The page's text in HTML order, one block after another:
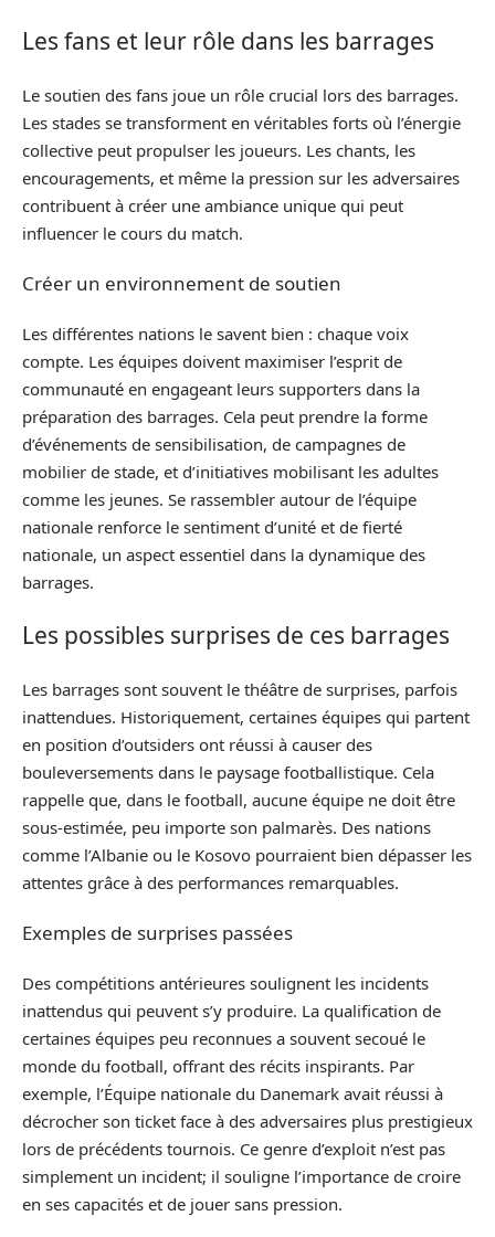
Les fans et leur rôle dans les barrages
Le soutien des fans joue un rôle crucial lors des barrages.
Les stades se transforment en véritables forts où l’énergie
collective peut propulser les joueurs. Les chants, les
encouragements, et même la pression sur les adversaires
contribuent à créer une ambiance unique qui peut
influencer le cours du match.
Créer un environnement de soutien
Les différentes nations le savent bien : chaque voix
compte. Les équipes doivent maximiser l’esprit de
communauté en engageant leurs supporters dans la
préparation des barrages. Cela peut prendre la forme
d’événements de sensibilisation, de campagnes de
mobilier de stade, et d’initiatives mobilisant les adultes
comme les jeunes. Se rassembler autour de l’équipe
nationale renforce le sentiment d’unité et de fierté
nationale, un aspect essentiel dans la dynamique des
barrages.
Les possibles surprises de ces barrages
Les barrages sont souvent le théâtre de surprises, parfois
inattendues. Historiquement, certaines équipes qui partent
en position d’outsiders ont réussi à causer des
bouleversements dans le paysage footballistique. Cela
rappelle que, dans le football, aucune équipe ne doit être
sous-estimée, peu importe son palmarès. Des nations
comme l’Albanie ou le Kosovo pourraient bien dépasser les
attentes grâce à des performances remarquables.
Exemples de surprises passées
Des compétitions antérieures soulignent les incidents
inattendus qui peuvent s’y produire. La qualification de
certaines équipes peu reconnues a souvent secoué le
monde du football, offrant des récits inspirants. Par
exemple, l’Équipe nationale du Danemark avait réussi à
décrocher son ticket face à des adversaires plus prestigieux
lors de précédents tournois. Ce genre d’exploit n’est pas
simplement un incident; il souligne l’importance de croire
en ses capacités et de jouer sans pression.